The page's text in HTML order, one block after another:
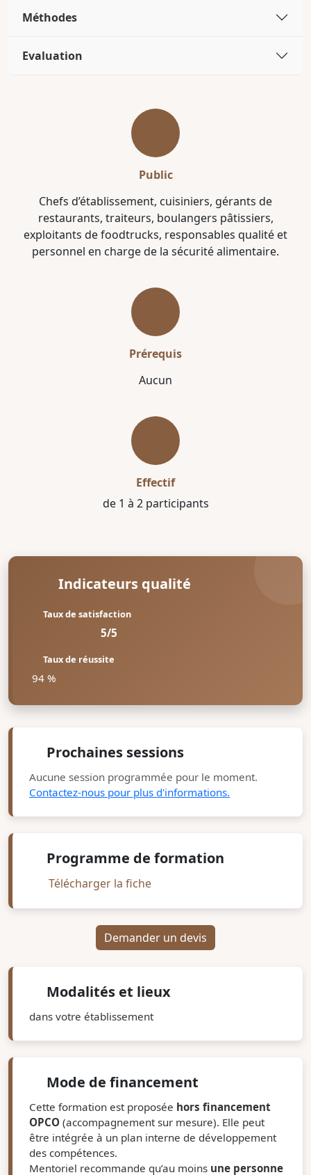
Méthodes
Evaluation
Public
Chefs d’établissement, cuisiniers, gérants de
restaurants, traiteurs, boulangers pâtissiers,
exploitants de foodtrucks, responsables qualité et
personnel en charge de la sécurité alimentaire.
Prérequis
Aucun
Effectif
de 1 à 2 participants
Indicateurs qualité
Taux de satisfaction
5/5
Taux de réussite
94 %
Prochaines sessions
Aucune session programmée pour le moment.
Contactez-nous pour plus d'informations.
Programme de formation
Télécharger la fiche
Demander un devis
Modalités et lieux
dans votre établissement
Mode de financement
Cette formation est proposée hors financement
OPCO (accompagnement sur mesure). Elle peut
être intégrée à un plan interne de développement
des compétences.
Mentoriel recommande qu’au moins une personne